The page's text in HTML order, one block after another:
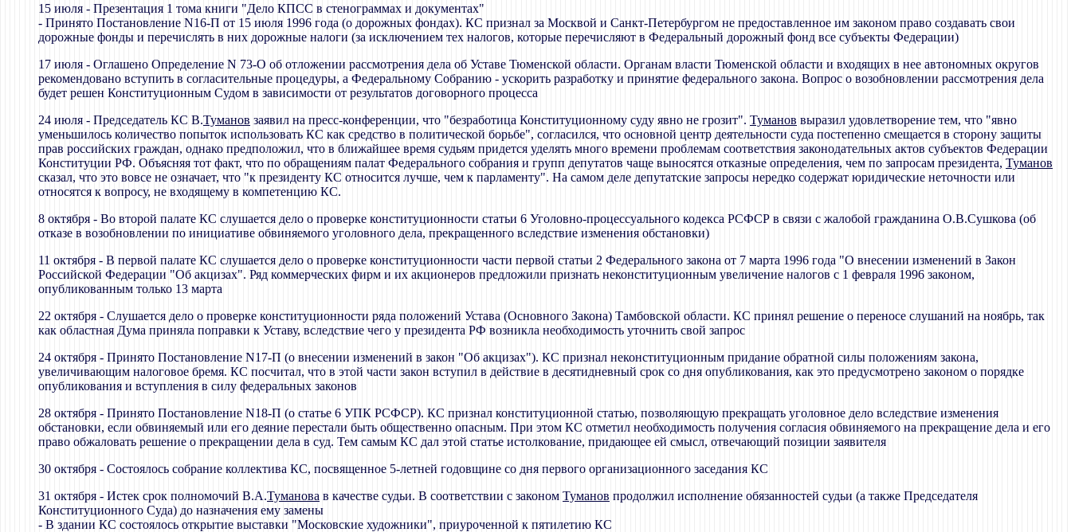
15 июля - Презентация 1 тома книги "Дело КПСС в стенограммах и документах"
- Принято Постановление N16-П от 15 июля 1996 года (о дорожных фондах). КС признал за Москвой и Санкт-Петербургом не предоставленное им законом право создавать свои
дорожные фонды и перечислять в них дорожные налоги (за исключением тех налогов, которые перечисляют в Федеральный дорожный фонд все субъекты Федерации)
17 июля - Оглашено Определение N 73-О об отложении рассмотрения дела об Уставе Тюменской области. Органам власти Тюменской области и входящих в нее автономных округов
рекомендовано вступить в согласительные процедуры, а Федеральному Собранию - ускорить разработку и принятие федерального закона. Вопрос о возобновлении рассмотрения дела
будет решен Конституционным Судом в зависимости от результатов договорного процесса
24 июля - Председатель КС В.Туманов заявил на пресс-конференции, что "безработица Конституционному суду явно не грозит". Туманов выразил удовлетворение тем, что "явно
уменьшилось количество попыток использовать КС как средство в политической борьбе", согласился, что основной центр деятельности суда постепенно смещается в сторону защиты
прав российских граждан, однако предположил, что в ближайшее время судьям придется уделять много времени проблемам соответствия законодательных актов субъектов Федерации
Конституции РФ. Объясняя тот факт, что по обращениям палат Федерального собрания и групп депутатов чаще выносятся отказные определения, чем по запросам президента, Туманов
сказал, что это вовсе не означает, что "к президенту КС относится лучше, чем к парламенту". На самом деле депутатские запросы нередко содержат юридические неточности или
относятся к вопросу, не входящему в компетенцию КС.
8 октября - Во второй палате КС слушается дело о проверке конституционности статьи 6 Уголовно-процессуального кодекса РСФСР в связи с жалобой гражданина О.В.Сушкова (об
отказе в возобновлении по инициативе обвиняемого уголовного дела, прекращенного вследствие изменения обстановки)
11 октября - В первой палате КС слушается дело о проверке конституционности части первой статьи 2 Федерального закона от 7 марта 1996 года "О внесении изменений в Закон
Российской Федерации "Об акцизах". Ряд коммерческих фирм и их акционеров предложили признать неконституционным увеличение налогов с 1 февраля 1996 законом,
опубликованным только 13 марта
22 октября - Слушается дело о проверке конституционности ряда положений Устава (Основного Закона) Тамбовской области. КС принял решение о переносе слушаний на ноябрь, так
как областная Дума приняла поправки к Уставу, вследствие чего у президента РФ возникла необходимость уточнить свой запрос
24 октября - Принято Постановление N17-П (о внесении изменений в закон "Об акцизах"). КС признал неконституционным придание обратной силы положениям закона,
увеличивающим налоговое бремя. КС посчитал, что в этой части закон вступил в действие в десятидневный срок со дня опубликования, как это предусмотрено законом о порядке
опубликования и вступления в силу федеральных законов
28 октября - Принято Постановление N18-П (о статье 6 УПК РСФСР). КС признал конституционной статью, позволяющую прекращать уголовное дело вследствие изменения
обстановки, если обвиняемый или его деяние перестали быть общественно опасным. При этом КС отметил необходимость получения согласия обвиняемого на прекращение дела и его
право обжаловать решение о прекращении дела в суд. Тем самым КС дал этой статье истолкование, придающее ей смысл, отвечающий позиции заявителя
30 октября - Состоялось собрание коллектива КС, посвященное 5-летней годовщине со дня первого организационного заседания КС
31 октября - Истек срок полномочий В.А.Туманова в качестве судьи. В соответствии с законом Туманов продолжил исполнение обязанностей судьи (а также Председателя
Конституционного Суда) до назначения ему замены
- В здании КС состоялось открытие выставки "Московские художники", приуроченной к пятилетию КС